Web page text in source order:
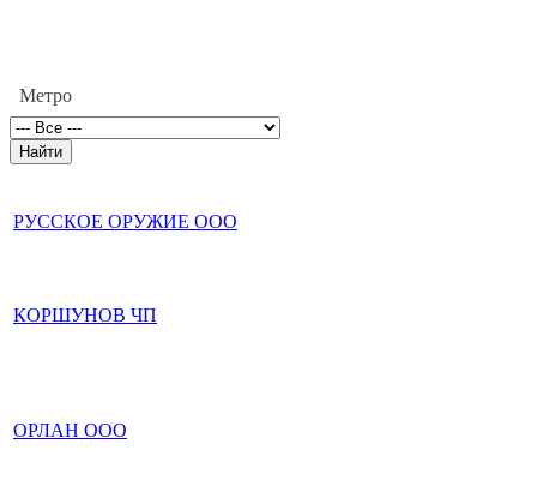
Метро
РУССКОЕ ОРУЖИЕ ООО
КОРШУНОВ ЧП
ОРЛАН ООО